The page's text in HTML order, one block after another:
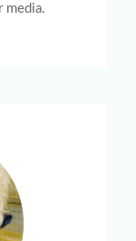
media.